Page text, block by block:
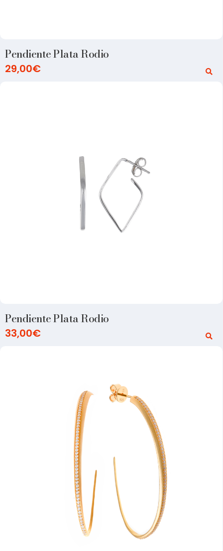
Pendiente Plata Rodio
29,00€
Pendiente Plata Rodio
33,00€